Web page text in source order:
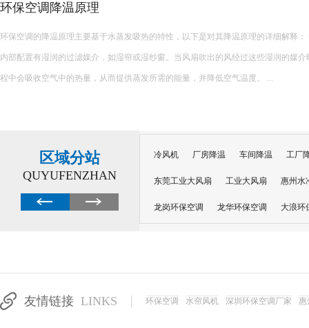
环保空调降温原理
环保空调的降温原理主要基于水蒸发吸热的特性，以下是对其降温原理的详细解释： 一、核心原理 环保空调
内部配置有湿润的过滤媒介，如湿帘或湿纱窗。当风扇吹出的风经过这些湿润的媒
程中会吸收空气中的热量，从而提供蒸发所需的能量，并降低空气温度。 ...
区域分站
QUYUFENZHAN
冷风机 厂房降温 车间降温 工厂
东莞工业大风扇 工业大风扇 惠州水
龙岗环保空调 龙华环保空调 大浪环
友情链接 LINKS 环保空调 水帘风机 深圳环保空调厂家 惠